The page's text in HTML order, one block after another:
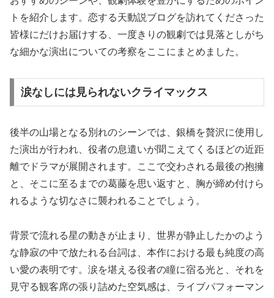
トを紹介します。恋する天動説ブログを訪れてくださった
皆様にだけお届けする、一度きりの観劇では見落としがち
な細かな演出についての考察をここにまとめました。
涙なしには見られないクライマックス
後半の山場となる別れのシーンでは、銀橋を贅沢に使用し
た演出が行われ、役者の息遣いが聞こえてくるほどの近距
離でドラマが展開されます。ここで交わされる最後の抱擁
と、そこに至るまでの葛藤を思い返すと、胸が締め付けら
れるような切なさに襲われることでしょう。
背景で流れる星の動きが止まり、世界が静止したかのよう
な静寂の中で放たれる台詞は、本作における最も純度の高
い愛の表明です。涙を堪える役者の瞳に宿る光と、それを
見守る観客席の張り詰めた空気感は、ライブパフォーマン